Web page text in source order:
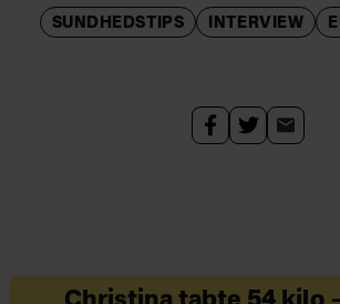
SUNDHEDSTIPS INTERVIEW